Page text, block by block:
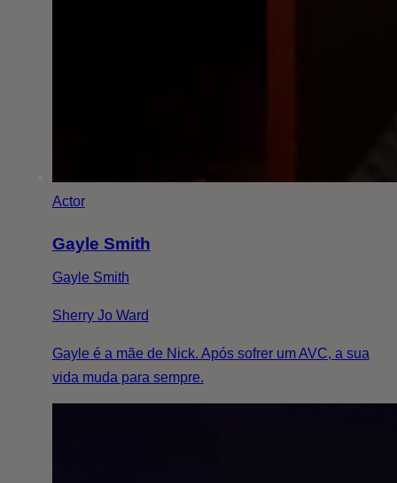
Actor
Gayle Smith
Gayle Smith
Sherry Jo Ward
Gayle é a mãe de Nick. Após sofrer um AVC, a sua
vida muda para sempre.